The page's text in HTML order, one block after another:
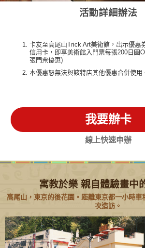
活動詳細辦法
卡友至高尾山Trick Art美術館，出示優惠
信用卡，即享美術館入門票每張200日圓
張門票優惠)
本優惠恕無法與該特店其他優惠合併使用
我要辦卡
線上快速申辦
寓教於樂 親自體驗畫中
高尾山，東京的後花園。距離東京都一小時
次造訪。